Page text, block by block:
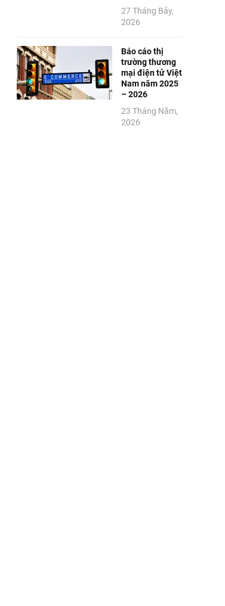
27 Tháng Bảy,
2026
Báo cáo thị
trường thương
mại điện tử Việt
Nam năm 2025
– 2026
23 Tháng Năm,
2026